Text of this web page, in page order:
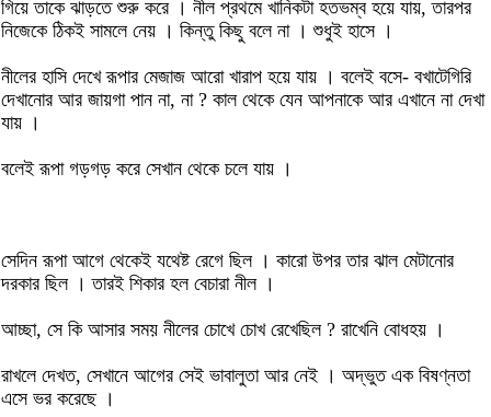
গিয়ে তাকে ঝাড়তে শুরু করে । নীল প্রথমে খানিকটা হতভম্ব হয়ে যায়, তারপর
নিজেকে ঠিকই সামলে নেয় । কিন্তু কিছু বলে না । শুধুই হাসে ।
নীলের হাসি দেখে রূপার মেজাজ আরো খারাপ হয়ে যায় । বলেই বসে- বখাটেগিরি
দেখানোর আর জায়গা পান না, না ? কাল থেকে যেন আপনাকে আর এখানে না দেখা
যায় ।
বলেই রূপা গড়গড় করে সেখান থেকে চলে যায় ।
সেদিন রূপা আগে থেকেই যথেষ্ট রেগে ছিল । কারো উপর তার ঝাল মেটানোর
দরকার ছিল । তারই শিকার হল বেচারা নীল ।
আচ্ছা, সে কি আসার সময় নীলের চোখে চোখ রেখেছিল ? রাখেনি বোধহয় ।
রাখলে দেখত, সেখানে আগের সেই ভাবালুতা আর নেই । অদ্ভুত এক বিষণ্নতা
এসে ভর করেছে ।